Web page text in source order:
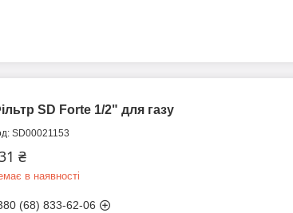
SD Forte 1/2" для газу
SD00021153
₴
в наявності
(68) 833-62-06